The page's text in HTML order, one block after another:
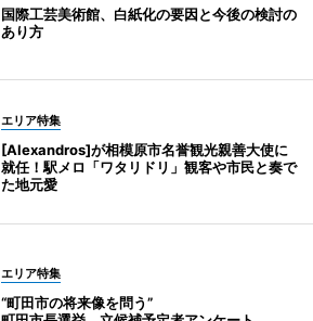
国際工芸美術館、白紙化の要因と今後の検討の
あり方
エリア特集
[Alexandros]が相模原市名誉観光親善大使に
就任！駅メロ「ワタリドリ」観客や市民と奏で
た地元愛
エリア特集
“町田市の将来像を問う”